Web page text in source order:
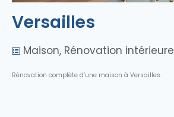
Versailles
Maison, Rénovation intérieure
Rénovation complète d’une maison à Versailles.